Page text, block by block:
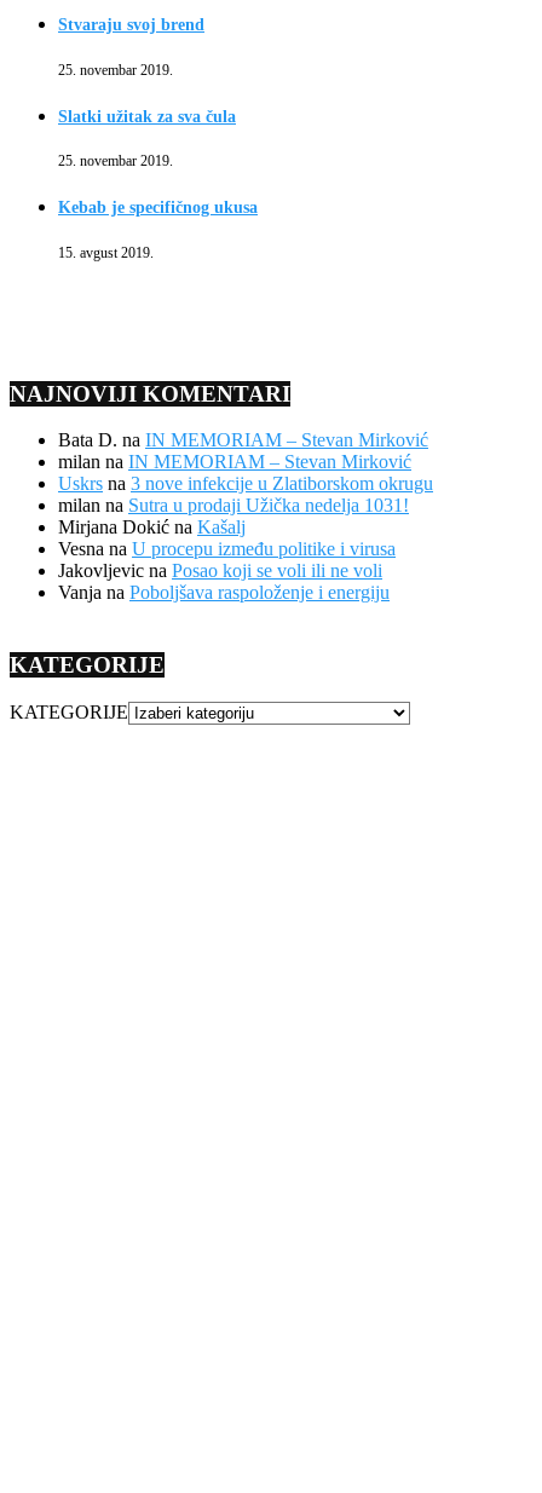
Stvaraju svoj brend
25. novembar 2019.
Slatki užitak za sva čula
25. novembar 2019.
Kebab je specifičnog ukusa
15. avgust 2019.
NAJNOVIJI KOMENTARI
Bata D. na IN MEMORIAM – Stevan Mirković
milan na IN MEMORIAM – Stevan Mirković
Uskrs na 3 nove infekcije u Zlatiborskom okrugu
milan na Sutra u prodaji Užička nedelja 1031!
Mirjana Dokić na Kašalj
Vesna na U procepu između politike i virusa
Jakovljevic na Posao koji se voli ili ne voli
Vanja na Poboljšava raspoloženje i energiju
KATEGORIJE
KATEGORIJE